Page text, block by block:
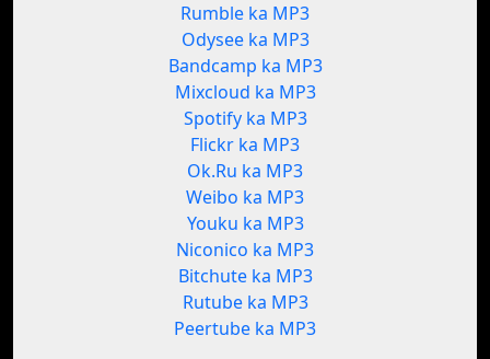
Rumble ka MP3
Odysee ka MP3
Bandcamp ka MP3
Mixcloud ka MP3
Spotify ka MP3
Flickr ka MP3
Ok.Ru ka MP3
Weibo ka MP3
Youku ka MP3
Niconico ka MP3
Bitchute ka MP3
Rutube ka MP3
Peertube ka MP3